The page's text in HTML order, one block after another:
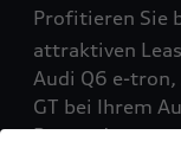
Profitieren Sie
attraktiven
Audi Q6 e-
GT bei Ihrem
Partner!